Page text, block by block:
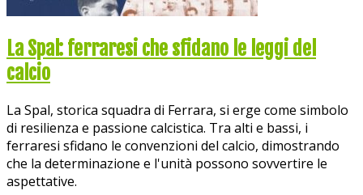
La Spal: ferraresi che sfidano le leggi del
calcio
La Spal, storica squadra di Ferrara, si erge come simbolo
di resilienza e passione calcistica. Tra alti e bassi, i
ferraresi sfidano le convenzioni del calcio, dimostrando
che la determinazione e l'unità possono sovvertire le
aspettative.